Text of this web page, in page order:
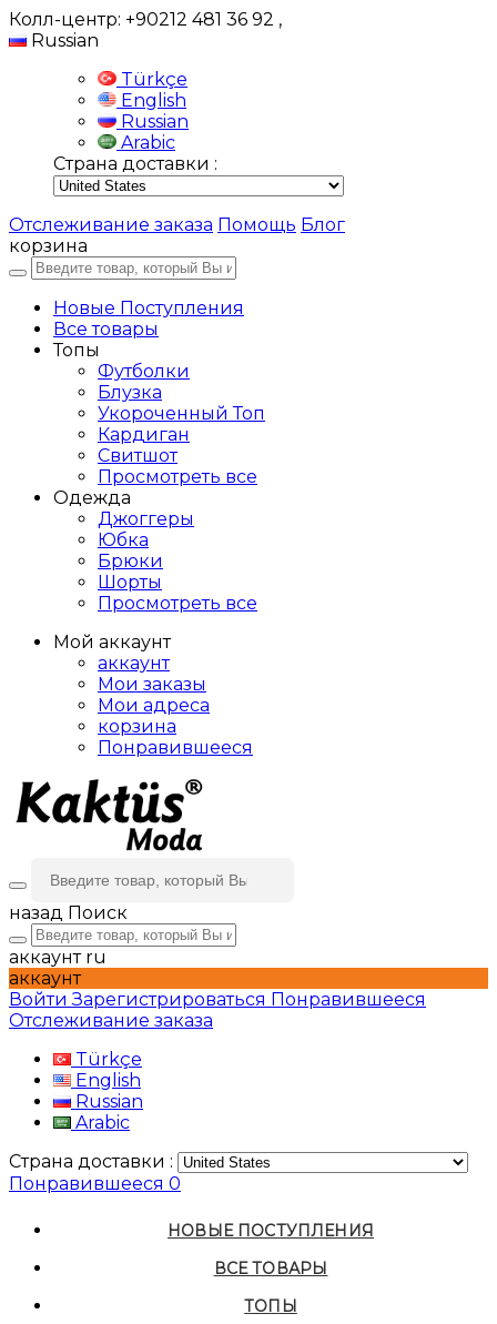
Колл-центр: +90212 481 36 92 ,
Russian
Türkçe
English
Russian
Arabic
Страна доставки :
Отслеживание заказа Помощь Блог
корзина
Новые Поступления
Все товары
Топы
Футболки
Блузка
Укороченный Топ
Кардиган
Свитшот
Просмотреть все
Одежда
Джоггеры
Юбка
Брюки
Шорты
Просмотреть все
Мой аккаунт
аккаунт
Мои заказы
Мои адреса
корзина
Понравившееся
назад Поиск
аккаунт ru
аккаунт
ВойтиЗарегистрироваться Понравившееся
Отслеживание заказа
Türkçe
English
Russian
Arabic
Страна доставки :
Понравившееся 0
НОВЫЕ ПОСТУПЛЕНИЯ
ВСЕ ТОВАРЫ
ТОПЫ